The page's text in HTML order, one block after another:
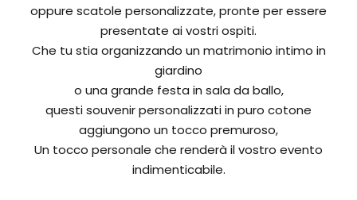
oppure scatole personalizzate, pronte per essere
presentate ai vostri ospiti.
Che tu stia organizzando un matrimonio intimo in
giardino
o una grande festa in sala da ballo,
questi souvenir personalizzati in puro cotone
aggiungono un tocco premuroso,
Un tocco personale che renderà il vostro evento
indimenticabile.